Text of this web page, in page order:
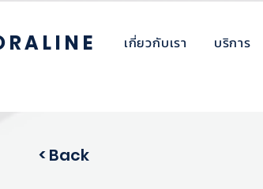
เกี่ยวกับเรา บริการ
< Back